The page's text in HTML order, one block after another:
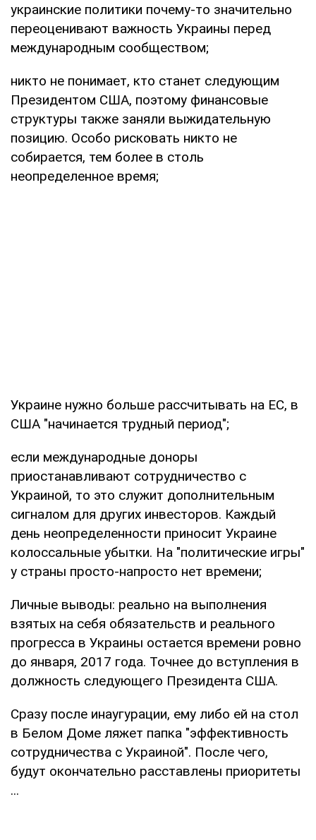
украинские политики почему-то значительно
переоценивают важность Украины перед
международным сообществом;
никто не понимает, кто станет следующим
Президентом США, поэтому финансовые
структуры также заняли выжидательную
позицию. Особо рисковать никто не
собирается, тем более в столь
неопределенное время;
Украине нужно больше рассчитывать на ЕС, в
США "начинается трудный период";
если международные доноры
приостанавливают сотрудничество с
Украиной, то это служит дополнительным
сигналом для других инвесторов. Каждый
день неопределенности приносит Украине
колоссальные убытки. На "политические игры"
у страны просто-напросто нет времени;
Личные выводы: реально на выполнения
взятых на себя обязательств и реального
прогресса в Украины остается времени ровно
до января, 2017 года. Точнее до вступления в
должность следующего Президента США.
Сразу после инаугурации, ему либо ей на стол
в Белом Доме ляжет папка "эффективность
сотрудничества с Украиной". После чего,
будут окончательно расставлены приоритеты
...